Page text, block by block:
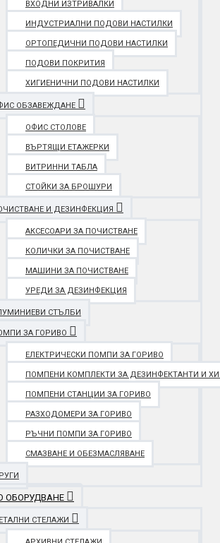
ВХОДНИ ИЗТРИВАЛКИ
ИНДУСТРИАЛНИ ПОДОВИ НАСТИЛКИ
ОРТОПЕДИЧНИ ПОДОВИ НАСТИЛКИ
ПОДОВИ ПОКРИТИЯ
ХИГИЕНИЧНИ ПОДОВИ НАСТИЛКИ
ОБЗАВЕЖДАНЕ
ОФИС СТОЛОВЕ
ВЪРТЯЩИ ЕТАЖЕРКИ
ВИТРИННИ ТАБЛА
СТОЙКИ ЗА БРОШУРИ
И ДЕЗИНФЕКЦИЯ
АКСЕСОАРИ ЗА ПОЧИСТВАНЕ
КОЛИЧКИ ЗА ПОЧИСТВАНЕ
МАШИНИ ЗА ПОЧИСТВАНЕ
УРЕДИ ЗА ДЕЗИНФЕКЦИЯ
СТЪЛБИ
ЗА ГОРИВО
ЕЛЕКТРИЧЕСКИ ПОМПИ ЗА ГОРИВО
ПОМПЕНИ КОМПЛЕКТИ ЗА ДЕЗИНФЕКТАНТИ И
ПОМПЕНИ СТАНЦИИ ЗА ГОРИВО
РАЗХОДОМЕРИ ЗА ГОРИВО
РЪЧНИ ПОМПИ ЗА ГОРИВО
СМАЗВАНЕ И ОБЕЗМАСЛЯВАНЕ
ОБОРУДВАНЕ
СТЕЛАЖИ